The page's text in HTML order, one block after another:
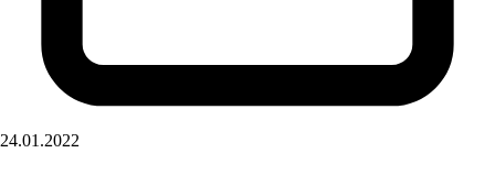
24.01.2022